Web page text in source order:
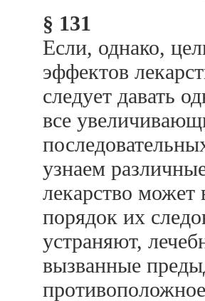
§ 131
Если, однако,
эффектов
следует давать
все
узнаем
лекарство
порядок их
устраняют,
вызванные